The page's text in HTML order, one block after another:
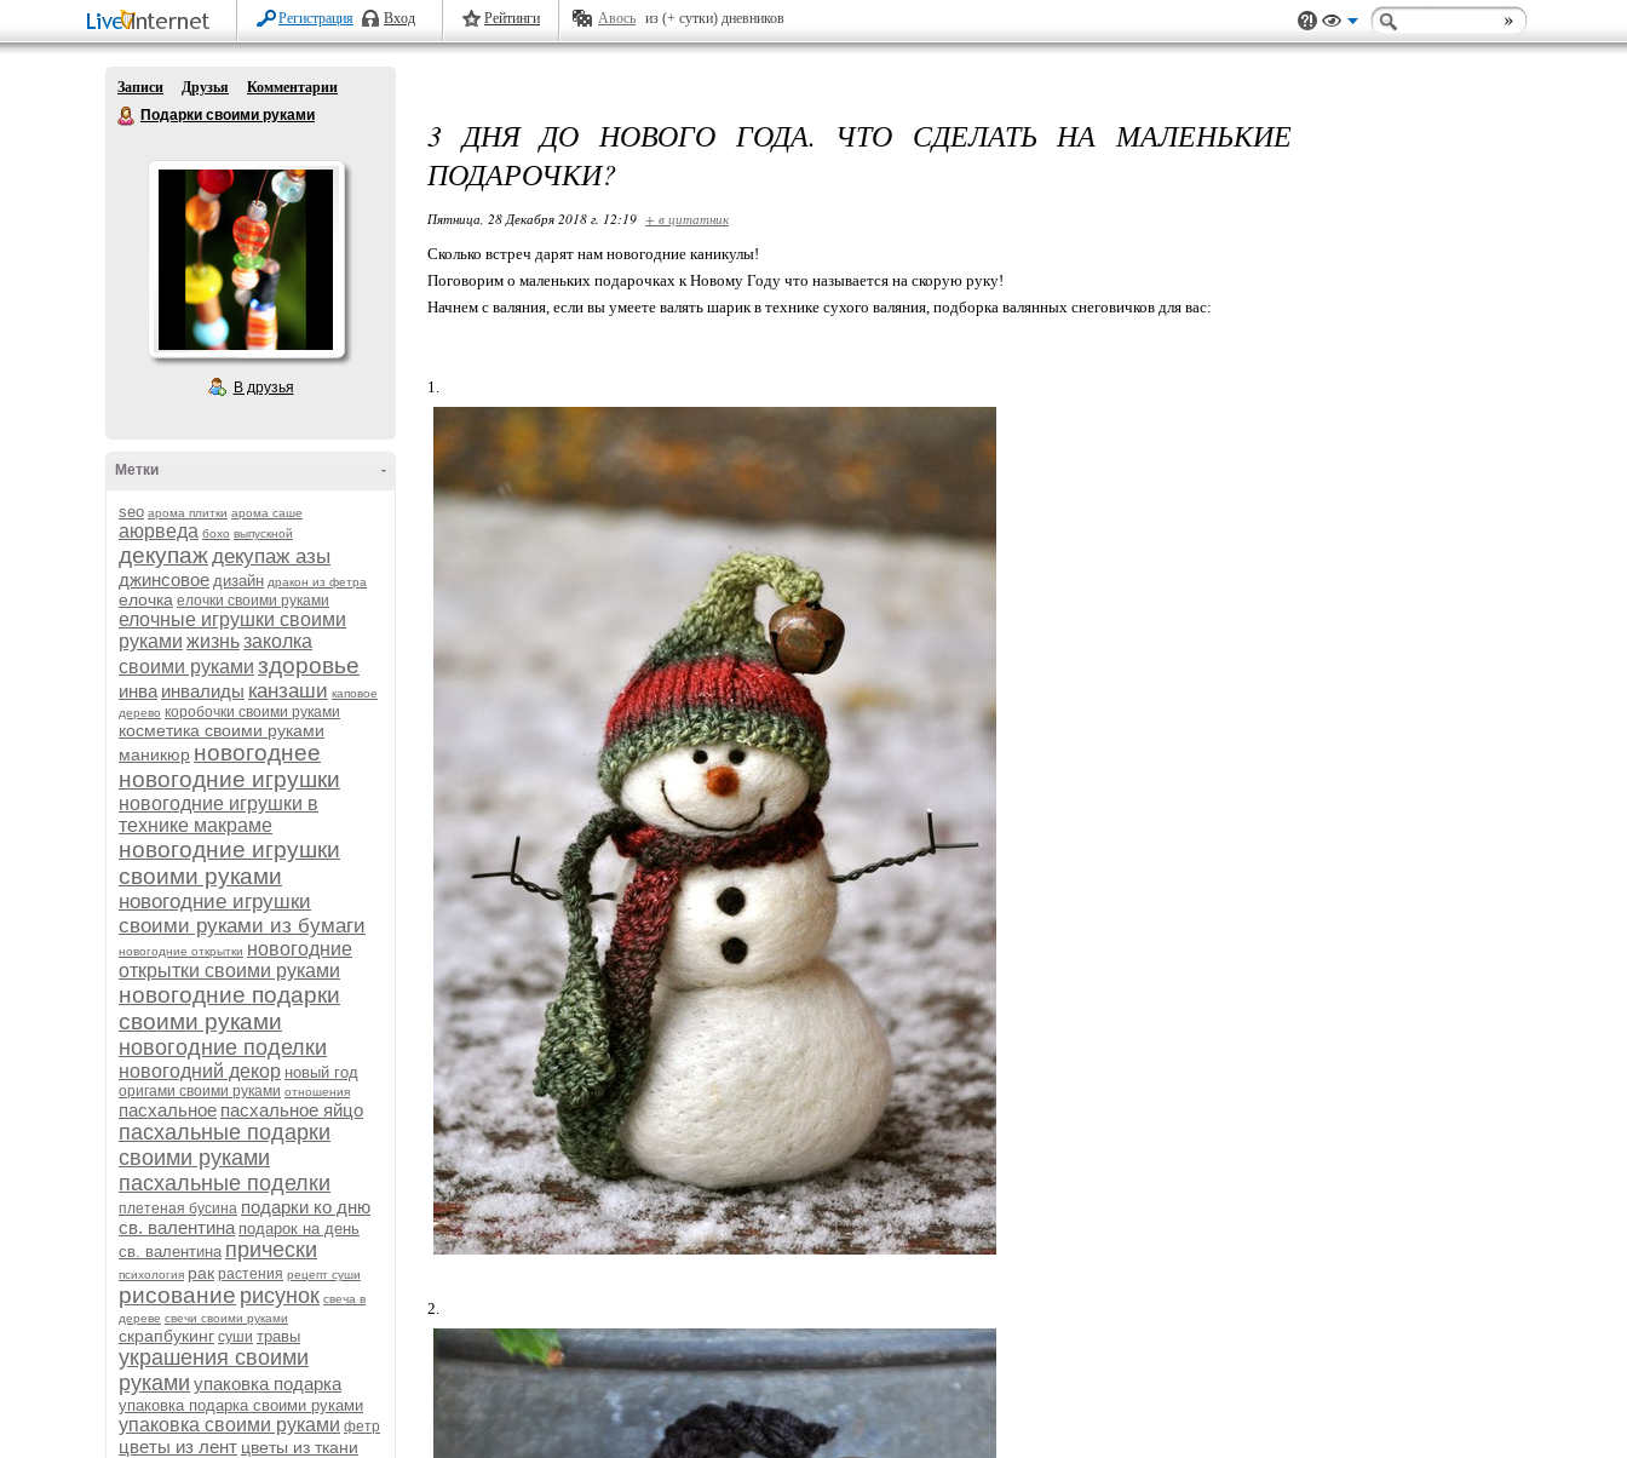
Регистрация Вход Рейтинги Авось из (+ сутки) дневников
Записи Друзья
Комментарии
Подарки своими руками
В друзья
-
Метки
seo арома плитки арома саше
аюрведа бохо выпускной
декупаждекупаж азы
джинсовое дизайн дракон из фетра
елочка елочки своими руками
елочные игрушки своими
руками жизньзаколка
своими руками здоровье
инва инвалиды канзаши каповое
дерево коробочки своими руками
косметика своими руками
маникюр новогоднее
новогодние игрушки
новогодние игрушки в
технике макраме
новогодние игрушки
своими руками
новогодние игрушки
своими руками из бумаги
новогодние открытки новогодние
открытки своими руками
новогодние подарки
своими руками
новогодние поделки
новогодний декор новый год
оригами своими руками отношения
пасхальное пасхальное яйцо
пасхальные подарки
своими руками
пасхальные поделки
плетеная бусина подарки ко дню
св. валентина подарок на день
св. валентина прически
психология рак растения рецепт суши
рисование рисунок свеча в
дереве свечи своими руками
скрапбукинг суши травы
украшения своими
руками упаковка подарка
упаковка подарка своими руками
упаковка своими руками фетр
цветы из лент цветы из ткани
3 ДНЯ ДО НОВОГО ГОДА. ЧТО СДЕЛАТЬ НА МАЛЕНЬКИЕ
ПОДАРОЧКИ?
Пятница, 28 Декабря 2018 г. 12:19 + в цитатник
Сколько встреч дарят нам новогодние каникулы!
Поговорим о маленьких подарочках к Новому Году что называется на скорую руку!
Начнем с валяния, если вы умеете валять шарик в технике сухого валяния, подборка валянных снеговичков для вас:
1.
2.